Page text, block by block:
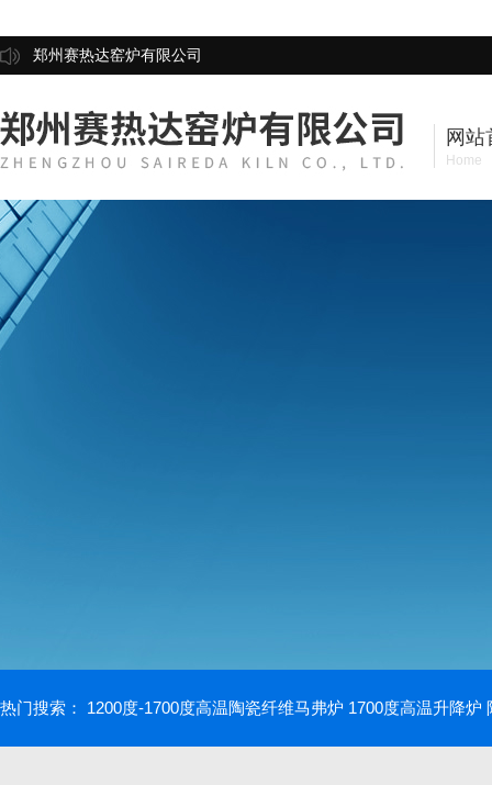
郑州赛热达窑炉有限公司
网站
Home
热门搜索： 1200度-1700度高温陶瓷纤维马弗炉 1700度高温升降炉